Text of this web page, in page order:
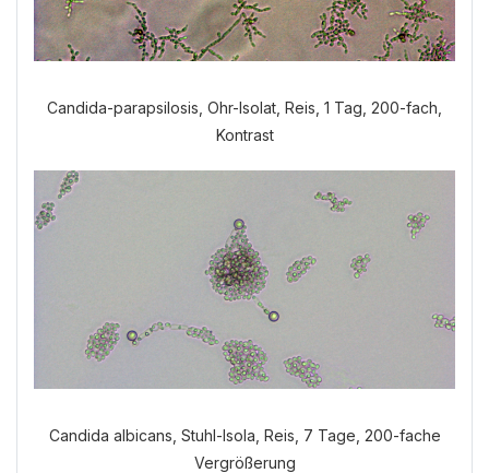
Candida-parapsilosis, Ohr-Isolat, Reis, 1 Tag, 200-fach,
Kontrast
Candida albicans, Stuhl-Isola, Reis, 7 Tage, 200-fache
Vergrößerung